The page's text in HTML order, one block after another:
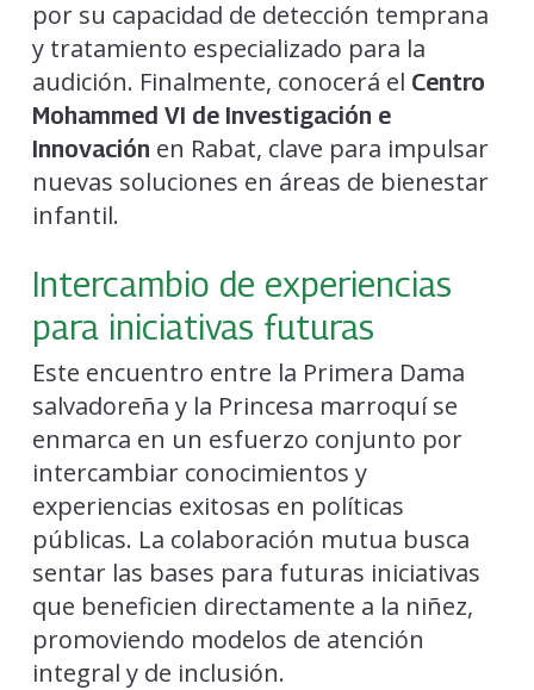
por su capacidad de detección temprana
y tratamiento especializado para la
audición. Finalmente, conocerá el Centro
Mohammed VI de Investigación e
Innovación en Rabat, clave para impulsar
nuevas soluciones en áreas de bienestar
infantil.
Intercambio de experiencias
para iniciativas futuras
Este encuentro entre la Primera Dama
salvadoreña y la Princesa marroquí se
enmarca en un esfuerzo conjunto por
intercambiar conocimientos y
experiencias exitosas en políticas
públicas. La colaboración mutua busca
sentar las bases para futuras iniciativas
que beneficien directamente a la niñez,
promoviendo modelos de atención
integral y de inclusión.